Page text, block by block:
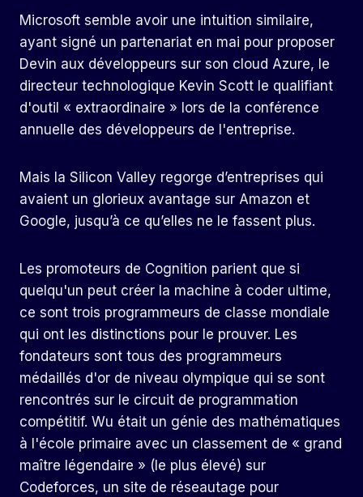
Microsoft semble avoir une intuition similaire,
ayant signé un partenariat en mai pour proposer
Devin aux développeurs sur son cloud Azure, le
directeur technologique Kevin Scott le qualifiant
d'outil « extraordinaire » lors de la conférence
annuelle des développeurs de l'entreprise.
Mais la Silicon Valley regorge d’entreprises qui
avaient un glorieux avantage sur Amazon et
Google, jusqu’à ce qu’elles ne le fassent plus.
Les promoteurs de Cognition parient que si
quelqu'un peut créer la machine à coder ultime,
ce sont trois programmeurs de classe mondiale
qui ont les distinctions pour le prouver. Les
fondateurs sont tous des programmeurs
médaillés d'or de niveau olympique qui se sont
rencontrés sur le circuit de programmation
compétitif. Wu était un génie des mathématiques
à l'école primaire avec un classement de « grand
maître légendaire » (le plus élevé) sur
Codeforces, un site de réseautage pour